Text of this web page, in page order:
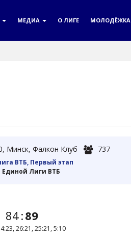
МЕДИА О ЛИГЕ МОЛОДЁЖКА